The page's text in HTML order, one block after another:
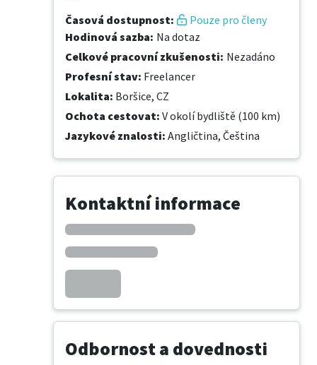
Časová dostupnost:
Pouze pro členy
Hodinová sazba: Na dotaz
Celkové pracovní zkušenosti: Nezadáno
Profesní stav: Freelancer
Lokalita: Boršice, CZ
Ochota cestovat: V okolí bydliště (100 km)
Jazykové znalosti: Angličtina, Čeština
Kontaktní informace
Odbornost a dovednosti